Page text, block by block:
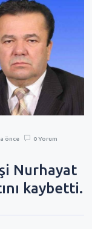
önce 0 Yorum
Nurhayat
kaybetti.